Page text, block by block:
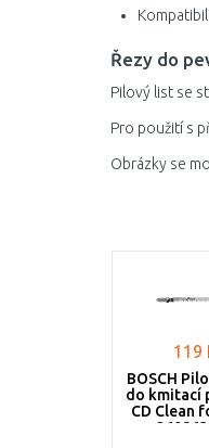
Řezy do
Pilový list se
Pro použití s
Obrázky se
119
BOSCH
do kmitací
CD Clean